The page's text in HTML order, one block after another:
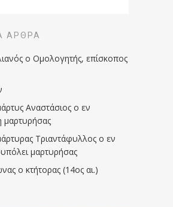
ΆΡΘΡΑ
ο Ομολογητής, επίσκοπος
Αναστάσιος ο εν
μαρτυρήσας
Τριαντάφυλλος ο εν
μαρτυρήσας
ο κτήτορας (14ος αι.)